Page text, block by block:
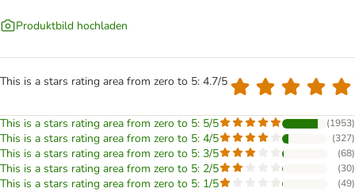
Produktbild hochladen
This is a stars rating area from zero to 5: 4.7/5
This is a stars rating area from zero to 5: 5/5 (1953)
This is a stars rating area from zero to 5: 4/5 (327)
This is a stars rating area from zero to 5: 3/5 (68)
This is a stars rating area from zero to 5: 2/5 (30)
This is a stars rating area from zero to 5: 1/5 (49)